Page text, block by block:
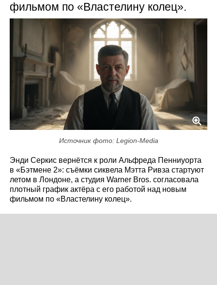
фильмом по «Властелину колец».
Источник фото: Legion-Media
Энди Серкис вернётся к роли Альфреда Пенниуорта
в «Бэтмене 2»: съёмки сиквела Мэтта Ривза стартуют
летом в Лондоне, а студия Warner Bros. согласовала
плотный график актёра с его работой над новым
фильмом по «Властелину колец».